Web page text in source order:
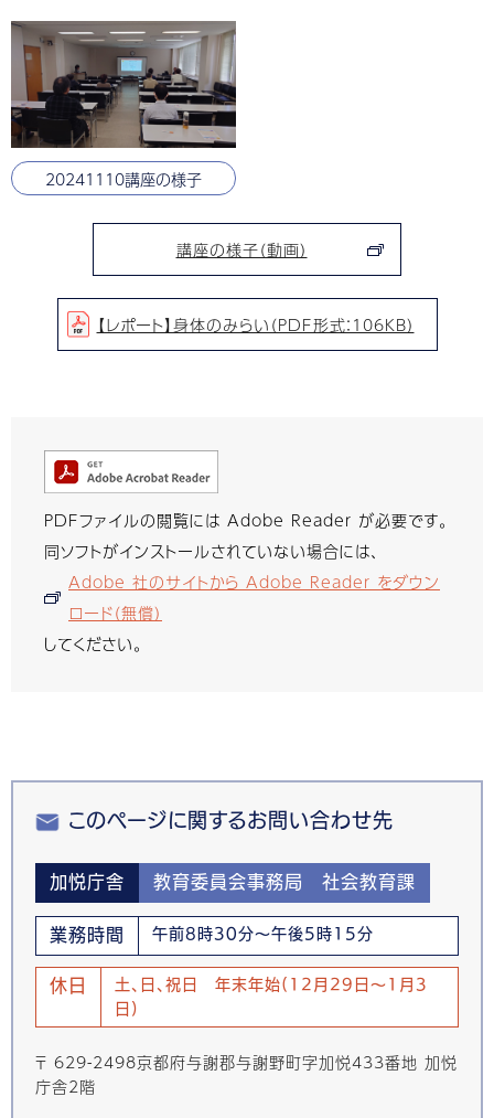
20241110講座の様子
講座の様子（動画）
【レポート】身体のみらい（PDF形式：106KB）
PDFファイルの閲覧には Adobe Reader が必要です。
同ソフトがインストールされていない場合には、
Adobe 社のサイトから Adobe Reader をダウン
ロード（無償）
してください。
このページに関するお問い合わせ先
加悦庁舎 教育委員会事務局 社会教育課
業務時間 午前8時30分～午後5時15分
休日
土、日、祝日 年末年始(12月29日～1月3
日)
〒 629-2498京都府与謝郡与謝野町字加悦433番地 加悦
庁舎2階